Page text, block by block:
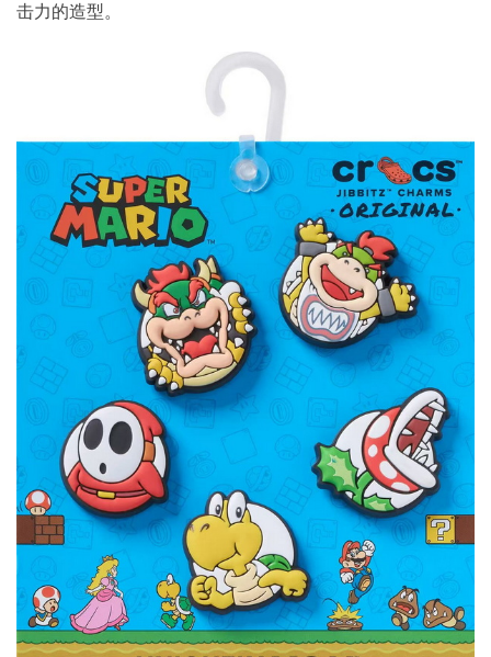
击力的造型。